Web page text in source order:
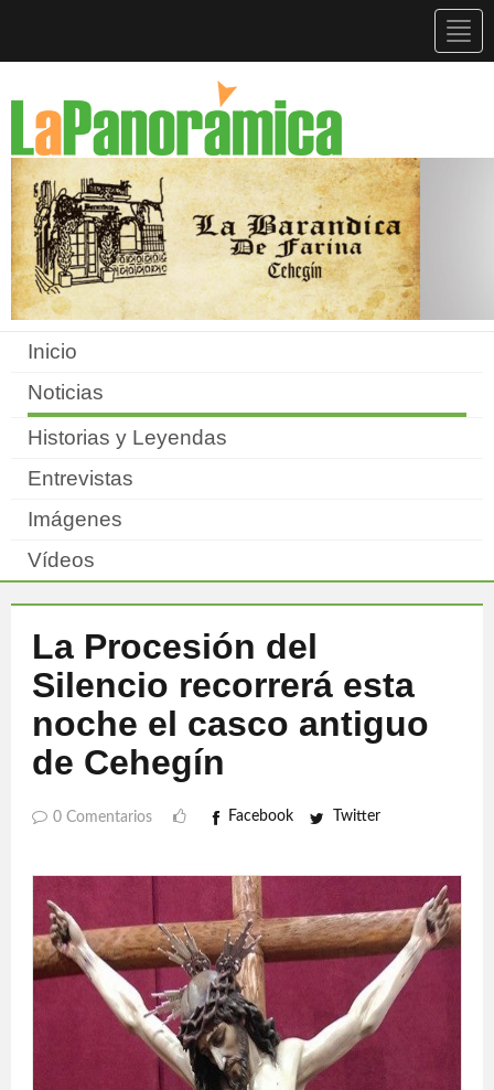
Inicio
Noticias
Historias y Leyendas
Entrevistas
Imágenes
Vídeos
La Procesión del
Silencio recorrerá esta
noche el casco antiguo
de Cehegín
0 Comentarios Facebook Twitter